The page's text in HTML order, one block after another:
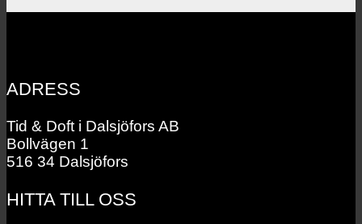
ADRESS
Tid & Doft i Dalsjöfors AB
Bollvägen 1
516 34 Dalsjöfors
HITTA TILL OSS